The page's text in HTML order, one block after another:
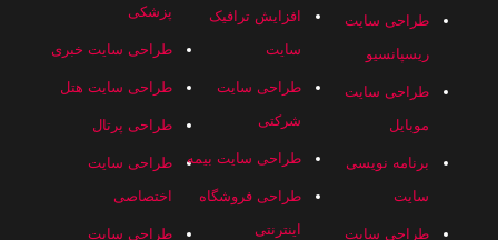
طراحی سایت
ریسپانسیو
طراحی سایت
موبایل
برنامه نویسی
سایت
طراحی سایت
افزایش ترافیک
سایت
طراحی سایت
شرکتی
طراحی سایت بیمه
طراحی فروشگاه
اینترنتی
پزشکی
طراحی سایت خبری
طراحی سایت هتل
طراحی پرتال
طراحی سایت
اختصاصی
طراحی سایت